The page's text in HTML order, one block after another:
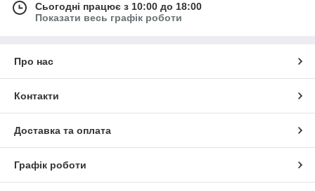
Сьогодні працює з 10:00 до 18:00
Показати весь графік роботи
Про нас
Контакти
Доставка та оплата
Графік роботи